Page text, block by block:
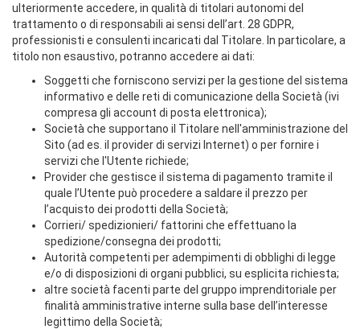
ulteriormente accedere, in qualità di titolari autonomi del
trattamento o di responsabili ai sensi dell’art. 28 GDPR,
professionisti e consulenti incaricati dal Titolare. In particolare, a
titolo non esaustivo, potranno accedere ai dati:
Soggetti che forniscono servizi per la gestione del sistema
informativo e delle reti di comunicazione della Società (ivi
compresa gli account di posta elettronica);
Società che supportano il Titolare nell'amministrazione del
Sito (ad es. il provider di servizi Internet) o per fornire i
servizi che l'Utente richiede;
Provider che gestisce il sistema di pagamento tramite il
quale l’Utente può procedere a saldare il prezzo per
l’acquisto dei prodotti della Società;
Corrieri/ spedizionieri/ fattorini che effettuano la
spedizione/consegna dei prodotti;
Autorità competenti per adempimenti di obblighi di legge
e/o di disposizioni di organi pubblici, su esplicita richiesta;
altre società facenti parte del gruppo imprenditoriale per
finalità amministrative interne sulla base dell’interesse
legittimo della Società;